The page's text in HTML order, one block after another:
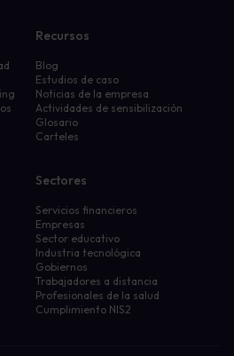
Recursos
Blog
Estudios de caso
Noticias de la empresa
Actividades de sensibilización
Glosario
Carteles
Sectores
Servicios financieros
Empresas
Sector educativo
Industria tecnológica
Gobiernos
Trabajadores a distancia
Profesionales de la salud
Cumplimiento NIS2